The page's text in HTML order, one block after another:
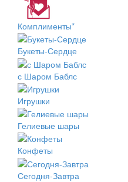
Комплименты*
Букеты-Сердце
с Шаром Баблс
Игрушки
Гелиевые шары
Конфеты
Сегодня-Завтра